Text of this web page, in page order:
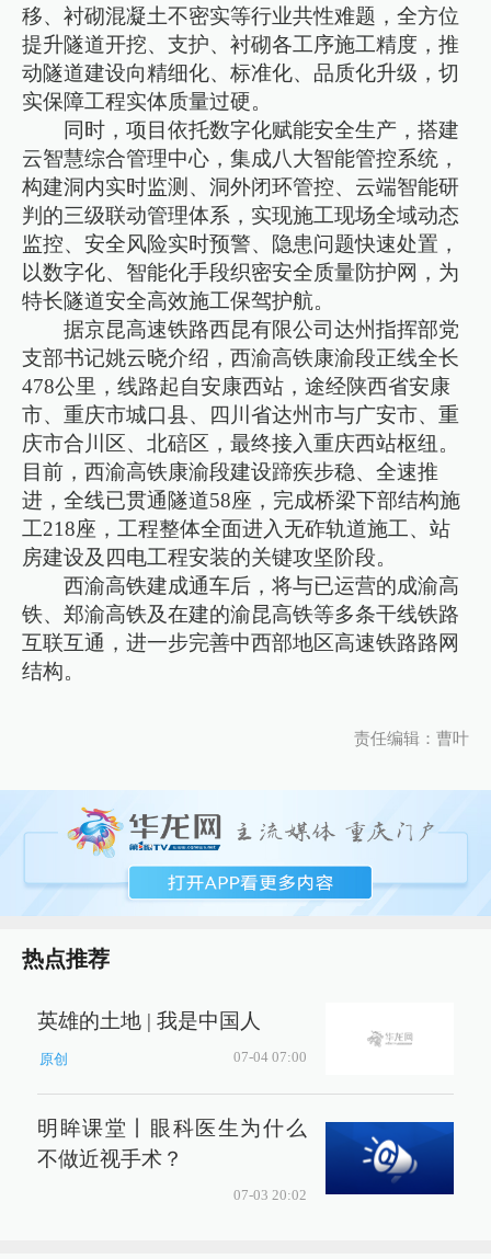
移、衬砌混凝土不密实等行业共性难题，全方位
提升隧道开挖、支护、衬砌各工序施工精度，推
动隧道建设向精细化、标准化、品质化升级，切
实保障工程实体质量过硬。
同时，项目依托数字化赋能安全生产，搭建
云智慧综合管理中心，集成八大智能管控系统，
构建洞内实时监测、洞外闭环管控、云端智能研
判的三级联动管理体系，实现施工现场全域动态
监控、安全风险实时预警、隐患问题快速处置，
以数字化、智能化手段织密安全质量防护网，为
特长隧道安全高效施工保驾护航。
据京昆高速铁路西昆有限公司达州指挥部党
支部书记姚云晓介绍，西渝高铁康渝段正线全长
478公里，线路起自安康西站，途经陕西省安康
市、重庆市城口县、四川省达州市与广安市、重
庆市合川区、北碚区，最终接入重庆西站枢纽。
目前，西渝高铁康渝段建设蹄疾步稳、全速推
进，全线已贯通隧道58座，完成桥梁下部结构施
工218座，工程整体全面进入无砟轨道施工、站
房建设及四电工程安装的关键攻坚阶段。
西渝高铁建成通车后，将与已运营的成渝高
铁、郑渝高铁及在建的渝昆高铁等多条干线铁路
互联互通，进一步完善中西部地区高速铁路路网
结构。
责任编辑：曹叶
热点推荐
英雄的土地 | 我是中国人
原创 07-04 07:00
明眸课堂丨眼科医生为什么
不做近视手术？
07-03 20:02